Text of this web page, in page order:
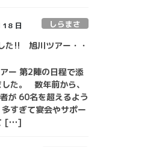
18 日 しらまさ
た!! 旭川ツアー・・
ー 第2陣の日程で添
た。 数年前から、
が 60名を超えるよう
すぎて宴会やサポー
[…]